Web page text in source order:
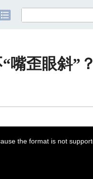
嘴歪眼斜”？
the format is not